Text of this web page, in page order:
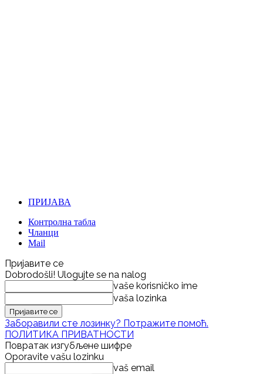
ПРИЈАВА
Контролна табла
Чланци
Mail
Пријавите се
Dobrodošli! Ulogujte se na nalog
vaše korisničko ime
vaša lozinka
Заборавили сте лозинку? Потражите помоћ.
ПОЛИТИКА ПРИВАТНОСТИ
Повратак изгубљене шифре
Oporavite vašu lozinku
vaš email